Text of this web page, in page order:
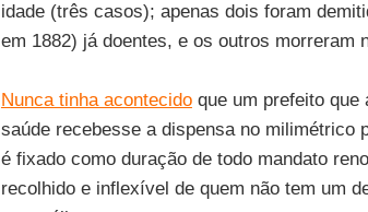
idade (três casos); apenas dois foram
em 1882) já doentes, e os outros morreram
Nunca tinha acontecidoque um prefeito que
saúde recebesse a dispensa no milimétrico
é fixado como duração de todo mandato
recolhido e inflexível de quem não tem um